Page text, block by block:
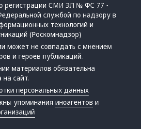
регистрации СМИ ЭЛ № ФС 77 -
службой по надзору в
технологий и
(Роскомнадзор)
может не совпадать с мнением
и героев публикаций.
материалов обязательна
на сайт.
персональных данных
упоминанияиноагентов и